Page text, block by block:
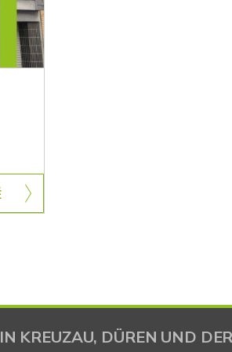
KREUZAU, DÜREN UND